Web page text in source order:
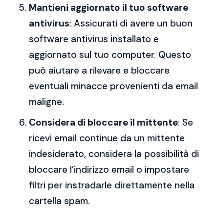
Mantieni aggiornato il tuo software
antivirus: Assicurati di avere un buon
software antivirus installato e
aggiornato sul tuo computer. Questo
può aiutare a rilevare e bloccare
eventuali minacce provenienti da email
maligne.
Considera di bloccare il mittente: Se
ricevi email continue da un mittente
indesiderato, considera la possibilità di
bloccare l’indirizzo email o impostare
filtri per instradarle direttamente nella
cartella spam.